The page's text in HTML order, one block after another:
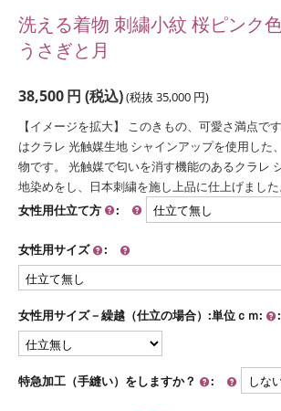
洗える着物 刺繍小紋 桜ピンク
うさぎと月
38,500円 (税込)(税抜 35,000 円)
【イメージを拡大】 このきもの、可愛さ満点で
はクラレ 光触媒生地 シャインアップを使用した
物です。 光触媒で匂いを消す機能のあるクラレ
地染めをし、日本刺繍を施し上品に仕上げました
女性用仕立て方
:
女性用サイズ :
女性用サイズ－繰越（仕立の場合）:単位ｃｍ: :
特急加工（手縫い）をしますか？ :